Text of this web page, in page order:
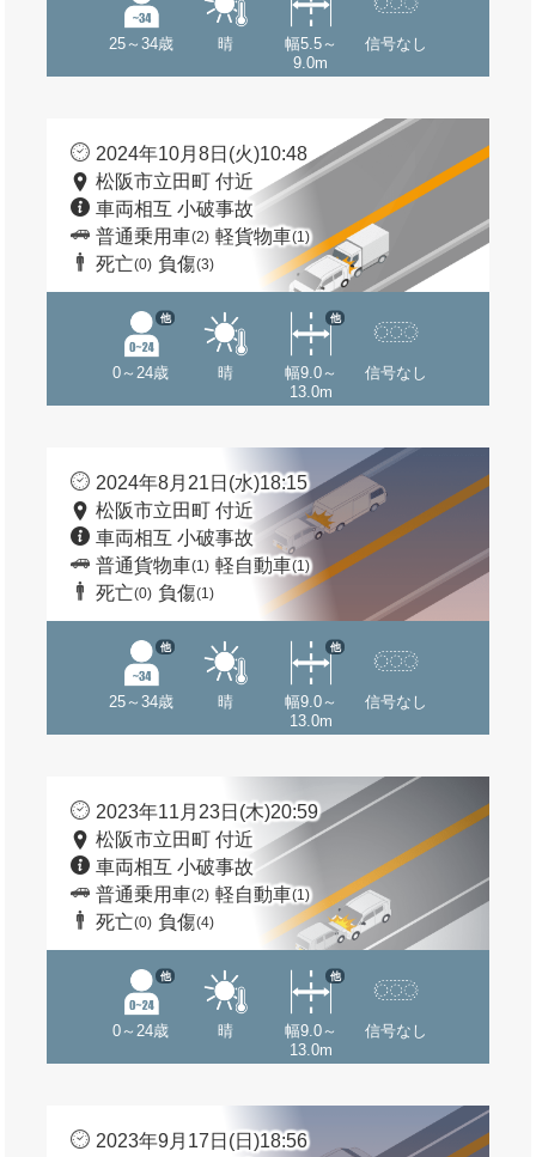
25～34歳 晴
幅5.5～
9.0m
信号なし
2024年10月8日(火)10:48
松阪市立田町 付近
車両相互 小破事故
普通乗用車(2) 軽貨物車(1)
死亡(0) 負傷(3)
0～24歳
他
晴
幅9.0～
13.0m
他
信号なし
2024年8月21日(水)18:15
松阪市立田町 付近
車両相互 小破事故
普通貨物車(1) 軽自動車(1)
死亡(0) 負傷(1)
25～34歳
他
晴
幅9.0～
13.0m
他
信号なし
2023年11月23日(木)20:59
松阪市立田町 付近
車両相互 小破事故
普通乗用車(2) 軽自動車(1)
死亡(0) 負傷(4)
0～24歳
他
晴
幅9.0～
13.0m
他
信号なし
2023年9月17日(日)18:56